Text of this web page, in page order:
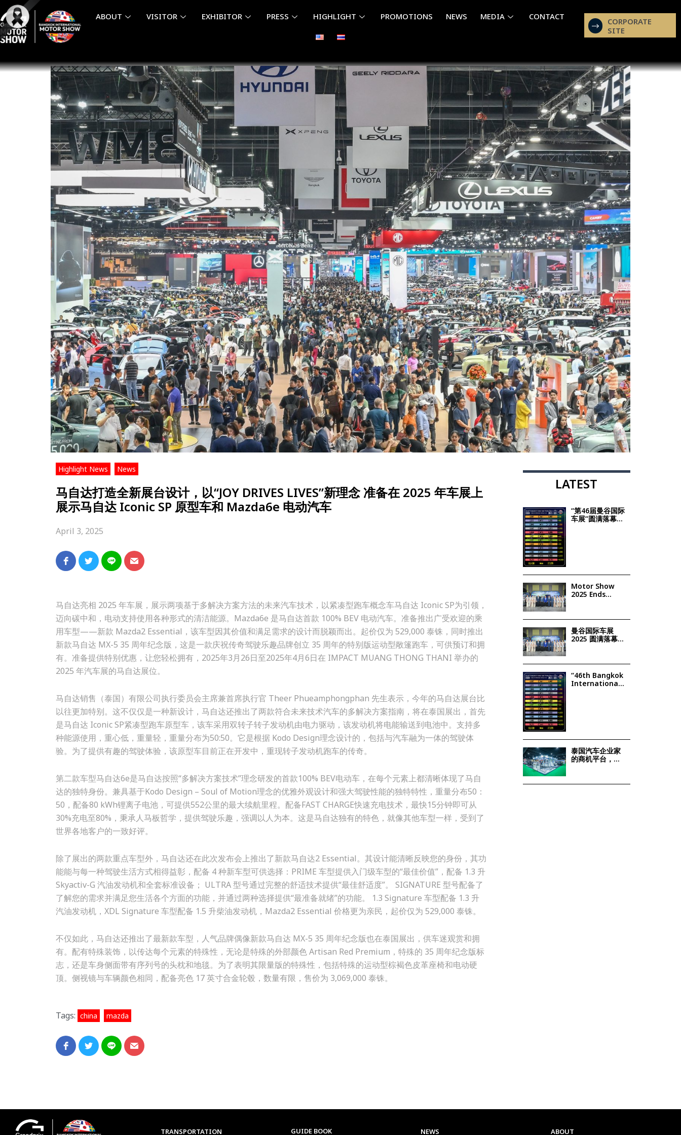
Skip
to
content
ABOUT VISITOR EXHIBITOR PRESS HIGHLIGHT PROMOTIONS NEWS MEDIA CONTACT CORPORATE
SITE
Highlight News News
马自达打造全新展台设计，以“JOY DRIVES LIVES”新理念 准备在 2025 年车展上
展示马自达 Iconic SP 原型车和 Mazda6e 电动汽车
April 3, 2025
马自达亮相 2025 年车展，展示两项基于多解决方案方法的未来汽车技术，以紧凑型跑车概念车马自达 Iconic SP为引领，
迈向碳中和，电动支持使用各种形式的清洁能源。Mazda6e 是马自达首款 100% BEV 电动汽车。准备推出广受欢迎的乘
用车型——新款 Mazda2 Essential，该车型因其价值和满足需求的设计而脱颖而出。起价仅为 529,000 泰铢，同时推出
新款马自达 MX-5 35 周年纪念版，这是一款庆祝传奇驾驶乐趣品牌创立 35 周年的特别版运动型敞篷跑车，可供预订和拥
有。准备提供特别优惠，让您轻松拥有，2025年3月26日至2025年4月6日在 IMPACT MUANG THONG THANI 举办的
2025 年汽车展的马自达展位。
马自达销售（泰国）有限公司执行委员会主席兼首席执行官 Theer Phueamphongphan 先生表示，今年的马自达展台比
以往更加特别。这不仅仅是一种新设计，马自达还推出了两款符合未来技术汽车的多解决方案指南，将在泰国展出，首先
是马自达 Iconic SP紧凑型跑车原型车，该车采用双转子转子发动机由电力驱动，该发动机将电能输送到电池中。支持多
种能源使用，重心低，重量轻，重量分布为50:50。它是根据 Kodo Design理念设计的，包括与汽车融为一体的驾驶体
验。为了提供有趣的驾驶体验，该原型车目前正在开发中，重现转子发动机跑车的传奇。
第二款车型马自达6e是马自达按照“多解决方案技术”理念研发的首款100% BEV电动车，在每个元素上都清晰体现了马自
达的独特身份。兼具基于Kodo Design – Soul of Motion理念的优雅外观设计和强大驾驶性能的独特特性，重量分布50：
50，配备80 kWh锂离子电池，可提供552公里的最大续航里程。配备FAST CHARGE快速充电技术，最快15分钟即可从
30%充电至80%，秉承人马板哲学，提供驾驶乐趣，强调以人为本。这是马自达独有的特色，就像其他车型一样，受到了
世界各地客户的一致好评。
除了展出的两款重点车型外，马自达还在此次发布会上推出了新款马自达2 Essential。其设计能清晰反映您的身份，其功
能能与每一种驾驶生活方式相得益彰，配备 4 种新车型可供选择：PRIME 车型提供入门级车型的“最佳价值”，配备 1.3 升
Skyactiv-G 汽油发动机和全套标准设备； ULTRA 型号通过完整的舒适技术提供“最佳舒适度”。 SIGNATURE 型号配备了
了解您的需求并满足您生活各个方面的功能，并通过两种选择提供“最准备就绪”的功能。 1.3 Signature 车型配备 1.3 升
汽油发动机，XDL Signature 车型配备 1.5 升柴油发动机，Mazda2 Essential 价格更为亲民，起价仅为 529,000 泰铢。
不仅如此，马自达还推出了最新款车型，人气品牌偶像新款马自达 MX-5 35 周年纪念版也在泰国展出，供车迷观赏和拥
有。配有特殊装饰，以传达每个元素的特殊性，无论是特殊的外部颜色 Artisan Red Premium，特殊的 35 周年纪念版标
志，还是车身侧面带有序列号的头枕和地毯。为了表明其限量版的特殊性，包括特殊的运动型棕褐色皮革座椅和电动硬
顶。侧视镜与车辆颜色相同，配备亮色 17 英寸合金轮毂，数量有限，售价为 3,069,000 泰铢。
Tags: china mazda
LATEST
“第46届曼谷国际
车展”圆满落幕
车企斩获79,941
Motor Show
2025 Ends
Lucky Draw
Winners with
Prizes Worth
Over 1.9
曼谷国际车展
2025 圆满落幕，
公布 Lucky
Draw抽奖活动的
得奖名单 本次抽
奖总奖品价值超
“46th Bangkok
International
Surge Will Help
Stimulate
Thailand’s
2025 Auto
泰国汽车企业家
的商机平台，中
TRANSPORTATION GUIDE BOOK NEWS ABOUT